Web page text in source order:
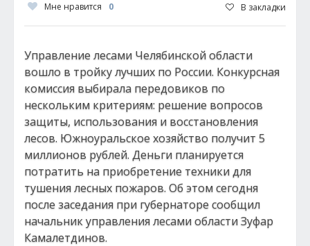
Мне нравится 0 В закладки
Управление лесами Челябинской области
вошло в тройку лучших по России. Конкурсная
комиссия выбирала передовиков по
нескольким критериям: решение вопросов
защиты, использования и восстановления
лесов. Южноуральское хозяйство получит 5
миллионов рублей. Деньги планируется
потратить на приобретение техники для
тушения лесных пожаров. Об этом сегодня
после заседания при губернаторе сообщил
начальник управления лесами области Зуфар
Камалетдинов.